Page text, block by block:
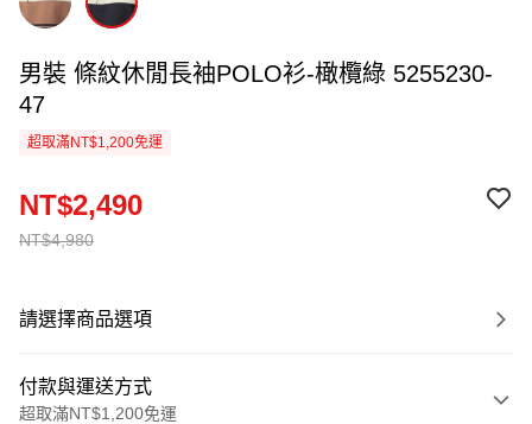
男裝 條紋休閒長袖POLO衫-橄欖綠 5255230-
47
超取滿NT$1,200免運
NT$4,980
NT$2,490
請選擇商品選項
付款與運送方式
超取滿NT$1,200免運